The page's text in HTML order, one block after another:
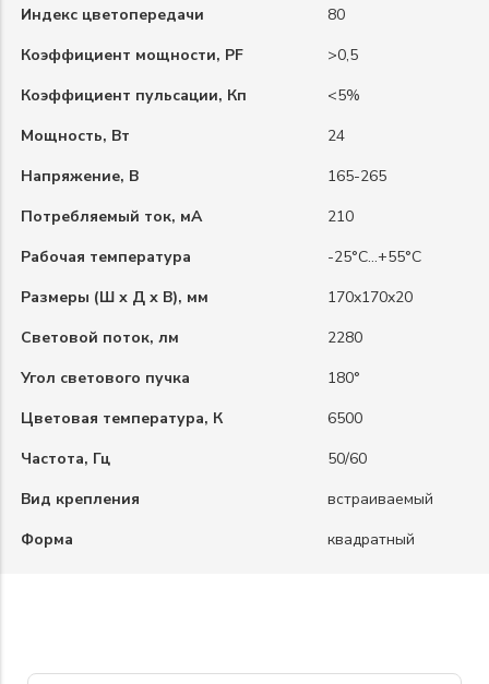
Индекс цветопередачи
80
Коэффициент мощности, PF
>0,5
Коэффициент пульсации, Кп
<5%
Мощность, Вт
24
Напряжение, В
165-265
Потребляемый ток, мА
210
Рабочая температура
-25°C…+55°C
Размеры (Ш х Д х В), мм
170x170x20
Световой поток, лм
2280
Угол светового пучка
180°
Цветовая температура, К
6500
Частота, Гц
50/60
Вид крепления
встраиваемый
Форма
квадратный